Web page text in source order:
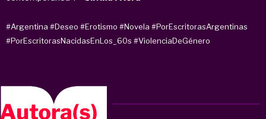
#Argentina #Deseo #Erotismo #Novela #PorEscritorasArgentinas
#PorEscritorasNacidasEnLos_60s #ViolenciaDeGénero